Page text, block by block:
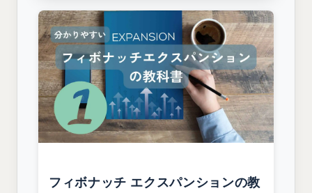
フィボナッチ エクスパンションの教